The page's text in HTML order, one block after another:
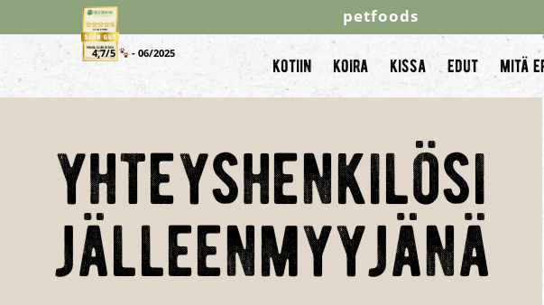
4,7/5 - 06/2025
petfoods
kotiin koira kissa edut mitä
yhteyshenkilösi
jälleenmyyjänä